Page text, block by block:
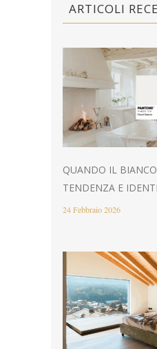
ARTICOLI
QUANDO IL
TENDENZA E
24 Febbraio 2026